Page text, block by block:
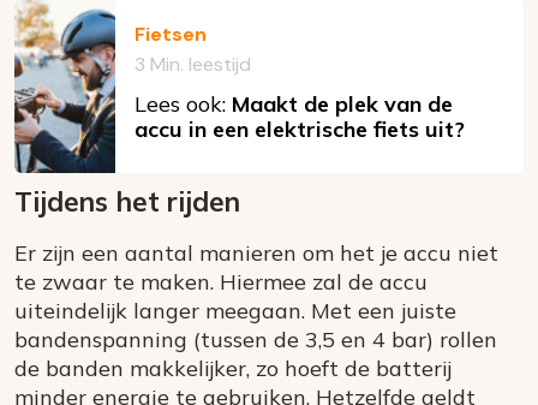
Fietsen
3 Min. leestijd
Lees ook: Maakt de plek van de
accu in een elektrische fiets uit?
Tijdens het rijden
Er zijn een aantal manieren om het je accu niet
te zwaar te maken. Hiermee zal de accu
uiteindelijk langer meegaan. Met een juiste
bandenspanning (tussen de 3,5 en 4 bar) rollen
de banden makkelijker, zo hoeft de batterij
minder energie te gebruiken. Hetzelfde geldt